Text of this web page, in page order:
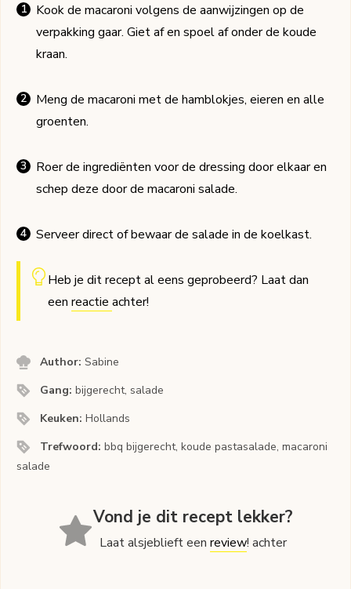
Kook de macaroni volgens de aanwijzingen op de
verpakking gaar. Giet af en spoel af onder de koude
kraan.
Meng de macaroni met de hamblokjes, eieren en alle
groenten.
Roer de ingrediënten voor de dressing door elkaar en
schep deze door de macaroni salade.
Serveer direct of bewaar de salade in de koelkast.
Heb je dit recept al eens geprobeerd? Laat dan
een reactie achter!
Author:Sabine
Gang:bijgerecht, salade
Keuken:Hollands
Trefwoord:bbq bijgerecht, koude pastasalade, macaroni
salade
Vond je dit recept lekker?
Laat alsjeblieft eenreview! achter